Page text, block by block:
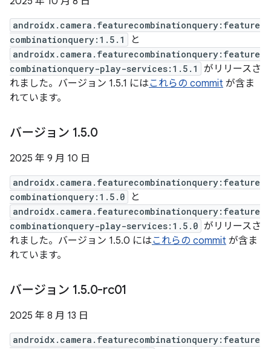
androidx.camera.featurecombinationquery:feature
combinationquery:1.5.1
と
androidx.camera.featurecombinationquery:feature
combinationquery-play-services:1.5.1
がリリースさ
れました。バージョン 1.5.1 にはこれらの commit が含ま
れています。
バージョン 1.5.0
2025 年 9 月 10 日
androidx.camera.featurecombinationquery:feature
combinationquery:1.5.0
と
androidx.camera.featurecombinationquery:feature
combinationquery-play-services:1.5.0 がリリースさ
れました。バージョン 1.5.0 にはこれらの commit が含ま
れています。
バージョン 1.5.0-rc01
2025 年 8 月 13 日
androidx.camera.featurecombinationquery:feature